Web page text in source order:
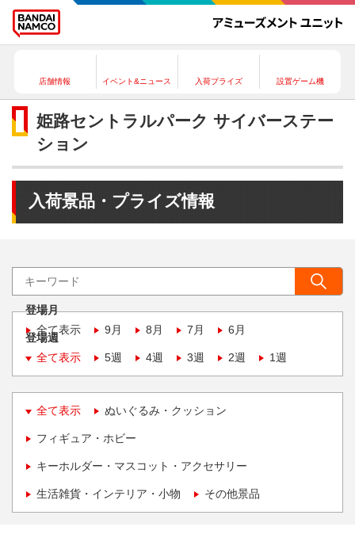
店舗情報 イベント&ニュース 入荷プライズ 設置ゲーム機
姫路セントラルパーク サイバーステー
ション
入荷景品・プライズ情報
登場月
全て表示
9月 8月 7月 6月
登場週
全て表示
5週 4週 3週 2週 1週
全て表示 ぬいぐるみ・クッション
フィギュア・ホビー
キーホルダー・マスコット・アクセサリー
生活雑貨・インテリア・小物 その他景品